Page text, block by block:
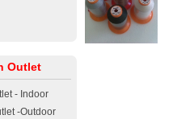
Outlet
- Indoor
-Outdoor